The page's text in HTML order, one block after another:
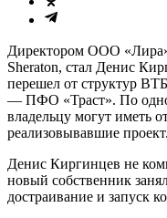
Директором ООО
Sheraton, стал Денис
перешел от структур
— ПФО «Траст». По
владельцу могут иметь
реализовывавшие проект.
Денис Киргинцев не
новый собственник
достраивание и запуск